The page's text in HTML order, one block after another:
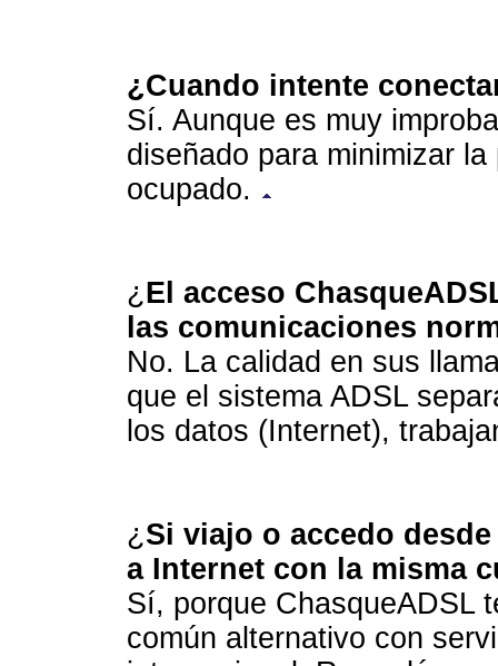
¿Cuando intente
Sí. Aunque es muy
diseñado para minimizar
ocupado.
¿El acceso
las comunicaciones
No. La calidad en sus
que el sistema ADSL
los datos (Internet),
¿Si viajo o accedo
a Internet con la misma
Sí, porque ChasqueADSL
común alternativo con